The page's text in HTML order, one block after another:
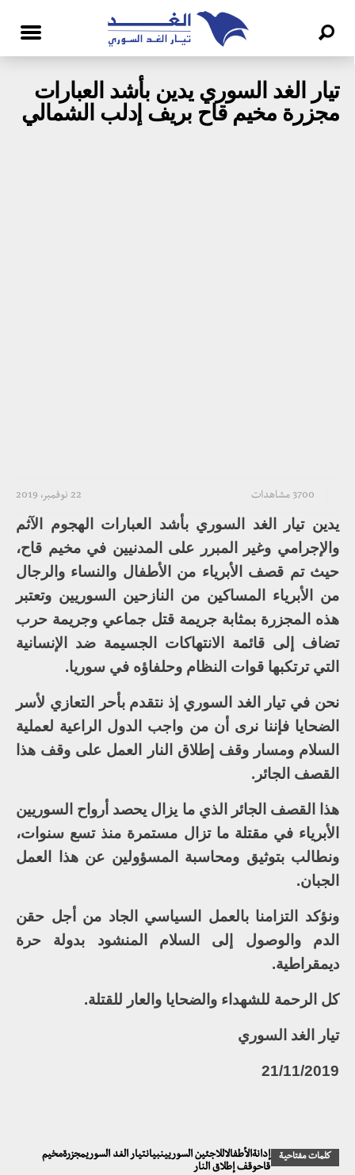
تيار الغد السوري يدين بأشد العبارات
مجزرة مخيم قاح بريف إدلب الشمالي
22 نوفمبر، 2019 3700 مشاهدات
يدين تيار الغد السوري بأشد العبارات الهجوم الآثم
والإجرامي وغير المبرر على المدنيين في مخيم قاح،
حيث تم قصف الأبرياء من الأطفال والنساء والرجال
من الأبرياء المساكين من النازحين السوريين وتعتبر
هذه المجزرة بمثابة جريمة قتل جماعي وجريمة حرب
تضاف إلى قائمة الانتهاكات الجسيمة ضد الإنسانية
التي ترتكبها قوات النظام وحلفاؤه في سوريا.
نحن في تيار الغد السوري إذ نتقدم بأحر التعازي لأسر
الضحايا فإننا نرى أن من واجب الدول الراعية لعملية
السلام ومسار وقف إطلاق النار العمل على وقف هذا
القصف الجائر.
هذا القصف الجائر الذي ما يزال يحصد أرواح السوريين
الأبرياء في مقتلة ما تزال مستمرة منذ تسع سنوات،
ونطالب بتوثيق ومحاسبة المسؤولين عن هذا العمل
الجبان.
ونؤكد التزامنا بالعمل السياسي الجاد من أجل حقن
الدم والوصول إلى السلام المنشود بدولة حرة
ديمقراطية.
كل الرحمة للشهداء والضحايا والعار للقتلة.
تيار الغد السوري
21/11/2019
كلمات مفتاحية
إدانةالأطفالاللاجئين السوريينبيانتيار الغد السوريمجزرةمخيم
قاحوقف إطلاق النار